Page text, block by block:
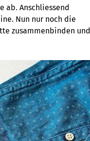
ab. Anschliessend
Nun nur noch die
zusammenbinden und